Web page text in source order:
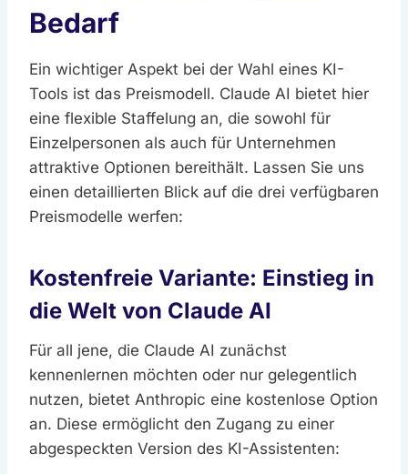
Bedarf
Ein wichtiger Aspekt bei der Wahl eines KI-
Tools ist das Preismodell. Claude AI bietet hier
eine flexible Staffelung an, die sowohl für
Einzelpersonen als auch für Unternehmen
attraktive Optionen bereithält. Lassen Sie uns
einen detaillierten Blick auf die drei verfügbaren
Preismodelle werfen:
Kostenfreie Variante: Einstieg in
die Welt von Claude AI
Für all jene, die Claude AI zunächst
kennenlernen möchten oder nur gelegentlich
nutzen, bietet Anthropic eine kostenlose Option
an. Diese ermöglicht den Zugang zu einer
abgespeckten Version des KI-Assistenten: